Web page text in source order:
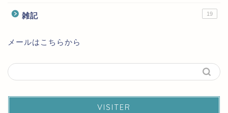
雑記 19
メールはこちらから
VISITER